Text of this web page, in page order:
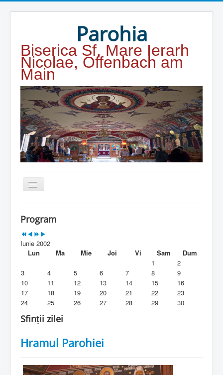
Parohia
Biserica Sf. Mare Ierarh
Nicolae, Offenbach am
Main
Duhovnicesti
Alte legaturi
Biblioteca Parohiei
Foaia Parohiei
Activitati copii si tineri
Contact
Program
Iunie 2002
Lun
Ma Mie Joi Vi Sam
Dum
1
2
3
4 5 6 7 8
9
10
11 12 13 14 15
16
17
18 19 20 21 22
23
24
25 26 27 28 29 30
Sfinții zilei
Hramul Parohiei